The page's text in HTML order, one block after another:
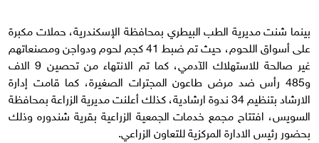
بينما شنت مديرية الطب البيطري بمحافظة الإسكندرية، حملات مكبرة
على أسواق اللحوم، حيث تم ضبط 41 كجم لحوم ودواجن ومصنعاتهم
غير صالحة للاستهلاك الآدمي، كما تم الانتهاء من تحصين 9 الاف
و485 رأس ضد مرض طاعون المجترات الصغيرة، كما قامت إدارة
الارشاد بتنظيم 34 ندوة ارشادية، كذلك أعلنت مديرية الزراعة بمحافظة
السويس، افتتاح مجمع خدمات الجمعية الزراعية بقرية شندوره وذلك
بحضور رئيس الادارة المركزية للتعاون الزراعي.